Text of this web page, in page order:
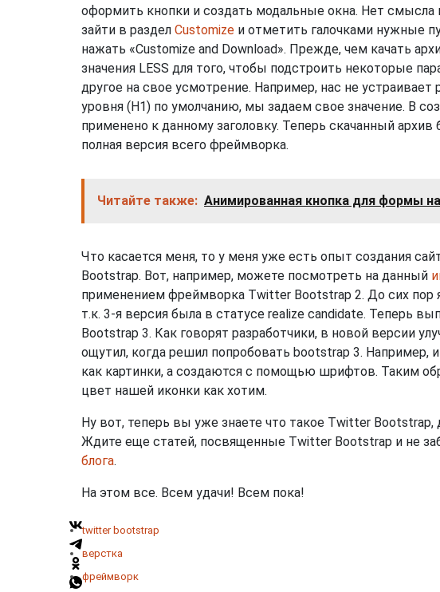
оформить кнопки и создать модальные окна. Нет смысла
зайти в раздел Customize и отметить галочками нужные
нажать «Customize and Download». Прежде, чем качать
значения LESS для того, чтобы подстроить некоторые
другое на свое усмотрение. Например, нас не
уровня (H1) по умолчанию, мы задаем свое значение. В
применено к данному заголовку. Теперь скачанный
полная версия всего фреймворка.
Читайте также: Анимированная кнопка для формы
Что касается меня, то у меня уже есть опыт создания
Bootstrap. Вот, например, можете посмотреть на данный
применением фреймворка Twitter Bootstrap 2. До сих пор
т.к. 3-я версия была в статусе realize candidate. Теперь
Bootstrap 3. Как говорят разработчики, в новой версии
ощутил, когда решил попробовать bootstrap 3. Например,
как картинки, а создаются с помощью шрифтов. Таким
цвет нашей иконки как хотим.
Ну вот, теперь вы уже знаете что такое Twitter Bootstrap,
Ждите еще статей, посвященные Twitter Bootstrap и не
блога.
На этом все. Всем удачи! Всем пока!
twitter bootstrap
верстка
фреймворк